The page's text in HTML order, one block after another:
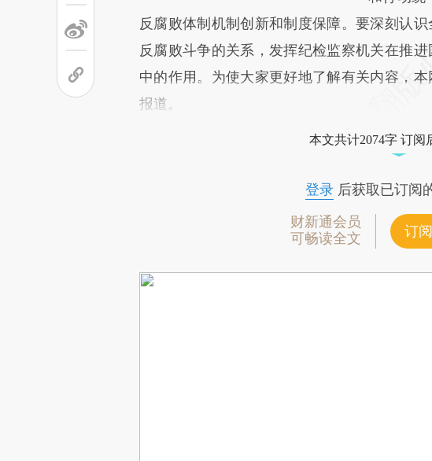
反腐败体制机制创新和制度保障。要深刻认
反腐败斗争的关系，发挥纪检监察机关在推
中的作用。为使大家更好地了解有关内容，
报道。
本文共计2074字 订阅
登录后获取已订阅
财新通会员
可畅读全文
订